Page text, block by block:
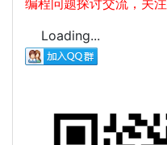
编程问题探讨交流，关
Loading...